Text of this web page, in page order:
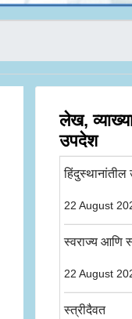
लेख,
उपदेश
हिंदुस्थानांतील
22 August
स्वराज्य आणि
22 August
स्त्रीदैवत